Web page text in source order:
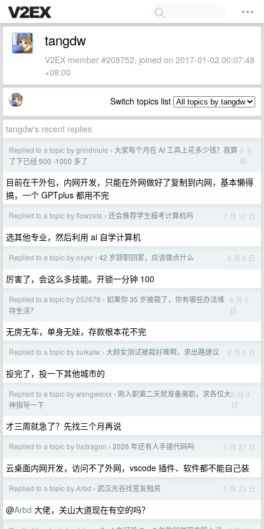
tangdw
V2EX member #208752, joined on 2017-01-02 00:07:48
+08:00
Switch topics list
tangdw's recent replies
Replied to a topic by grindmule › 大家每个月在 AI 工具上花多少钱？我算
了下已经 500 -1000 多了
9 天
前
目前在干外包，内网开发，只能在外网做好了复制到内网，基本懒得
搞，一个 GPTplus 都用不完
Replied to a topic by flowzeta › 还会推荐学生报考计算机吗 7 月 10 日
选其他专业，然后利用 ai 自学计算机
Replied to a topic by oxykr › 42 岁辞职回家，应该做点什么 6 月 8 日
厉害了，会这么多技能。开锁一分钟 100
Replied to a topic by 052678 › 如果你 35 岁被裁了，你有哪些办法维
持生活？
6 月 5
日
无房无车，单身无娃，存款根本花不完
Replied to a topic by suikatw › 大龄女测试被裁好难啊，求出路建议 6 月 4 日
投完了，投一下其他城市的
Replied to a topic by wangweixx › 刚入职第二天就准备离职，求各位大
神指导一下
6 月 3
日
才三周就急了？先找三个月再说
Replied to a topic by 0xdragon › 2026 年还有人手搓代码吗 5 月 27 日
云桌面内网开发，访问不了外网，vscode 插件、软件都不能自己装
Replied to a topic by Arbd › 武汉光谷找室友租房 5 月 23 日
@Arbd 大佬，关山大道现在有空的吗？